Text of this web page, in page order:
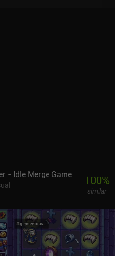
- Idle Merge Game 100%
similar